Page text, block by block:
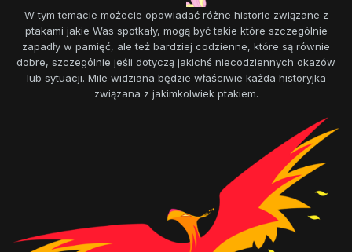
W tym temacie możecie opowiadać różne historie związane z
ptakami jakie Was spotkały, mogą być takie które szczególnie
zapadły w pamięć, ale też bardziej codzienne, które są równie
dobre, szczególnie jeśli dotyczą jakichś niecodziennych okazów
lub sytuacji. Mile widziana będzie właściwie każda historyjka
związana z jakimkolwiek ptakiem.